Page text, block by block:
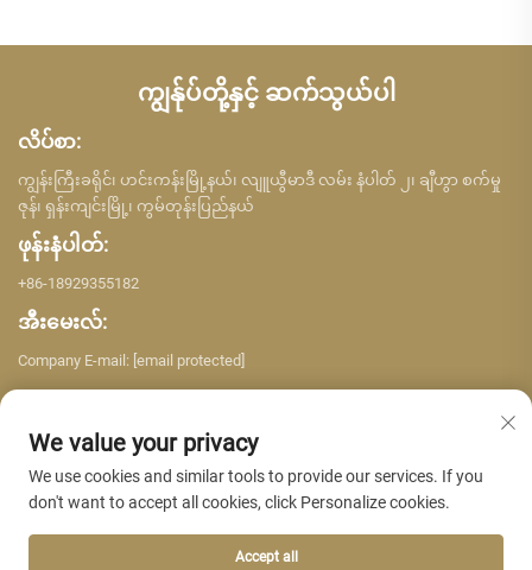
ကျွန်ုပ်တို့နှင့် ဆက်သွယ်ပါ
လိပ်စာ:
ကျွန်းကြီးခရိုင်၊ ဟင်းကန်းမြို့နယ်၊ လျူယွီမာဒီ လမ်း နံပါတ် ၂၊ ချီဟွာ စက်မှု
ဇုန်၊ ရှန်းကျင်းမြို့၊ ကွမ်တုန်းပြည်နယ်
ဖုန်းနံပါတ်:
+86-18929355182
အီးမေးလ်:
Company E-mail: [email protected]
လျှို့ဝှက်ဖွယ်ရာမူဝါဒ
We value your privacy
We use cookies and similar tools to provide our services. If you
don't want to accept all cookies, click Personalize cookies.
Accept all